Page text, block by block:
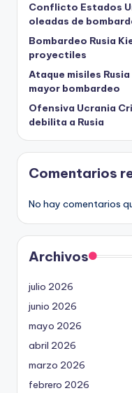
Conflicto Estados
oleadas de
Bombardeo Rusia
proyectiles
Ataque misiles
mayor bombardeo
Ofensiva Ucrania
debilita a Rusia
Comentarios
No hay comentarios
Archivos
julio 2026
junio 2026
mayo 2026
abril 2026
marzo 2026
febrero 2026